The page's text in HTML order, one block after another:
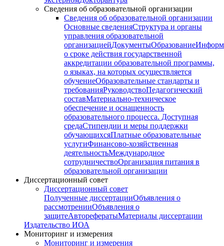
Сведения об образовательной организации
Сведения об образовательной организации
Основные сведенияСтруктура и органы
управления образовательной
организациейДокументыОбразование
о сроке действия государственной
аккредитации образовательной программы,
о языках, на которых осуществляется
обучениеОбразовательные стандарты и
требованияРуководствоПедагогический
составМатериально-техническое
обеспечение и оснащенность
образовательного процесса. Доступная
средаСтипендии и меры поддержки
обучающихсяПлатные образовательные
услугиФинансово-хозяйственная
деятельностьМеждународное
сотрудничествоОрганизация питания в
образовательной организации
Диссертационный совет
Диссертационный совет
Полученные диссертацииОбъявления о
рассмотренииОбъявления о
защитеАвторефератыМатериалы диссертации
Издательство ИОА
Мониторинг и измерения
Мониторинг и измерения